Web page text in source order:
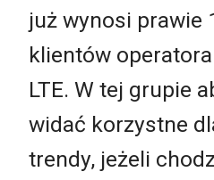
już wynosi prawie
klientów
LTE. W tej grupie
widać korzystne
trendy, jeżeli